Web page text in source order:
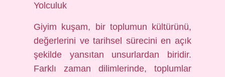
Yolculuk
Giyim kuşam, bir toplumun kültürünü,
değerlerini ve tarihsel sürecini en açık
şekilde yansıtan unsurlardan biridir.
Farklı zaman dilimlerinde, toplumlar